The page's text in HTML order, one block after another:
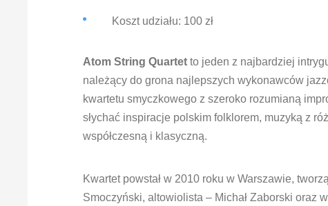
Koszt udziału: 100 zł
Atom String Quartet to jeden z najbardziej
należący do grona najlepszych wykonawców
kwartetu smyczkowego z szeroko rozumianą
słychać inspiracje polskim folklorem, muzyką z
współczesną i klasyczną.
Kwartet powstał w 2010 roku w Warszawie,
Smoczyński, altowiolista – Michał Zaborski oraz